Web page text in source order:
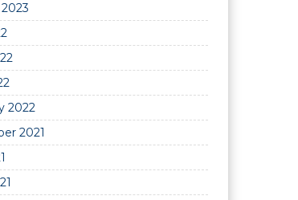
2022
2021